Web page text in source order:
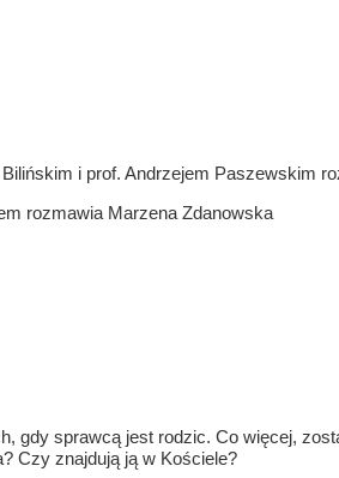
i prof. Andrzejem Paszewskim
rozmawia Marzena Zdanowska
gdy sprawcą jest rodzic. Co więcej,
Czy znajdują ją w Kościele?